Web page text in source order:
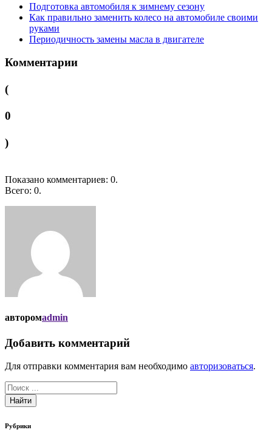
Подготовка автомобиля к зимнему сезону
Как правильно заменить колесо на автомобиле своими
руками
Периодичность замены масла в двигателе
Комментарии
(
0
)
Показано комментариев: 0.
Всего: 0.
авторомadmin
Добавить комментарий
Для отправки комментария вам необходимо авторизоваться.
Найти
Рубрики